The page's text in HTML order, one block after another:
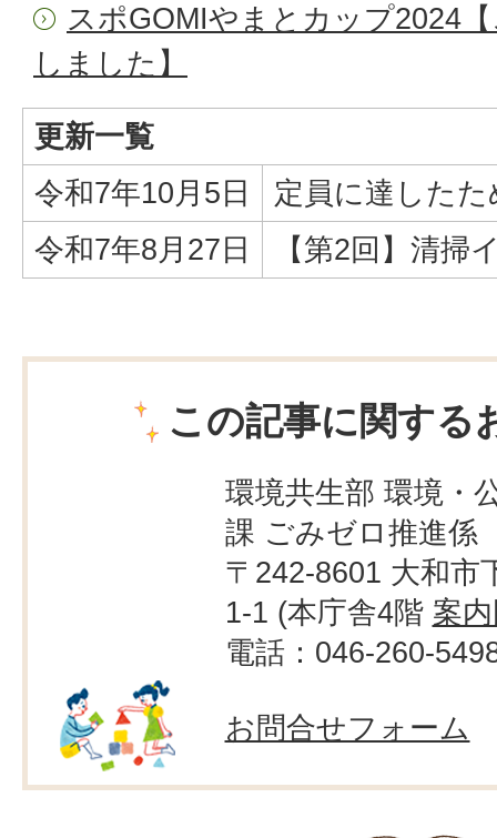
スポGOMIやまとカップ2024
しました】
更新一覧
令和7年10月5日
定員に達した
令和7年8月27日
【第2回】清
この記事に関する
環境共生部 環境・
課 ごみゼロ推進係
〒242-8601 大和市
1-1 (本庁舎4階 案
電話：046-260-
お問合せフォーム